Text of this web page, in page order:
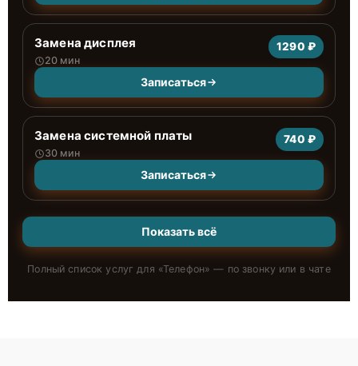
Замена дисплея
20 мин
1290 ₽
Записаться
Замена системной платы
30 мин
740 ₽
Записаться
Показать всё
Полный список услуг для «Телефон» — по звонку или в чате